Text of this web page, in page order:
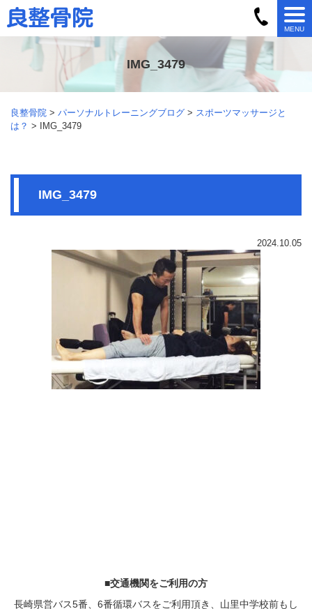
MENU
IMG_3479
良整骨院 > パーソナルトレーニングブログ > スポーツマッサージと
は？ > IMG_3479
IMG_3479
2024.10.05
■交通機関をご利用の方
長崎県営バス5番、6番循環バスをご利用頂き、山里中学校前もし